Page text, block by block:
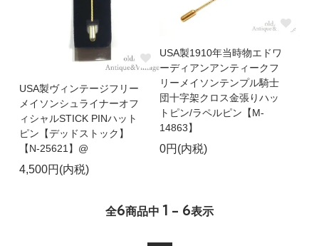
USA製ヴィンテージフリー
メイソンシュライナーオフ
ィシャルSTICK PINハット
ピン【デッドストック】
【N-25621】@
4,500円(内税)
USA製1910年当時物エドワ
ーディアンアンティークフ
リーメイソンテンプル騎士
団十字架クロス金張りハッ
トピン/ラペルピン【M-
14863】
0円(内税)
全6商品中 1 - 6表示